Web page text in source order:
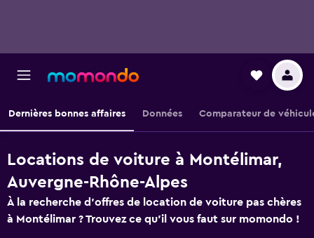
Dernières bonnes affaires Données Comparateur de
Locations de voiture à Montélimar,
Auvergne-Rhône-Alpes
À la recherche d'offres de location de voiture pas chères
à Montélimar ? Trouvez ce qu'il vous faut sur momondo !